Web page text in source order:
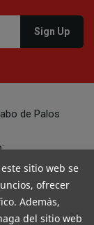
de Palos
keyboard_arrow_down
sitio web se
ofrecer
Además,
del sitio web